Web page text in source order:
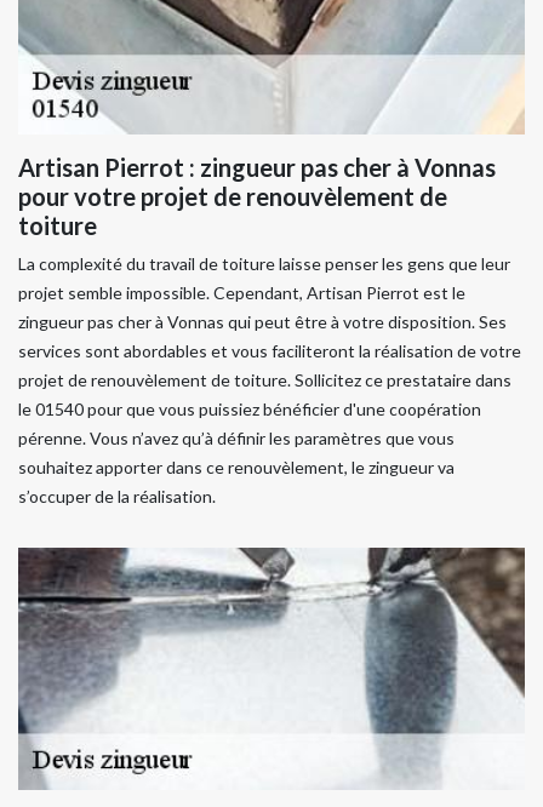
Artisan Pierrot : zingueur pas cher à Vonnas
pour votre projet de renouvèlement de
toiture
La complexité du travail de toiture laisse penser les gens que leur
projet semble impossible. Cependant, Artisan Pierrot est le
zingueur pas cher à Vonnas qui peut être à votre disposition. Ses
services sont abordables et vous faciliteront la réalisation de votre
projet de renouvèlement de toiture. Sollicitez ce prestataire dans
le 01540 pour que vous puissiez bénéficier d'une coopération
pérenne. Vous n’avez qu’à définir les paramètres que vous
souhaitez apporter dans ce renouvèlement, le zingueur va
s’occuper de la réalisation.